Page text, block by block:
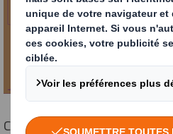
Client : BONNEVAL